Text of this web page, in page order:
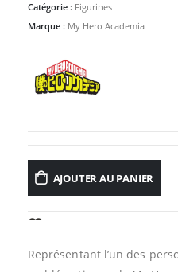
Catégorie : Figurines
Marque : My Hero Academia
AJOUTER AU PANIER
Représentant l’un des